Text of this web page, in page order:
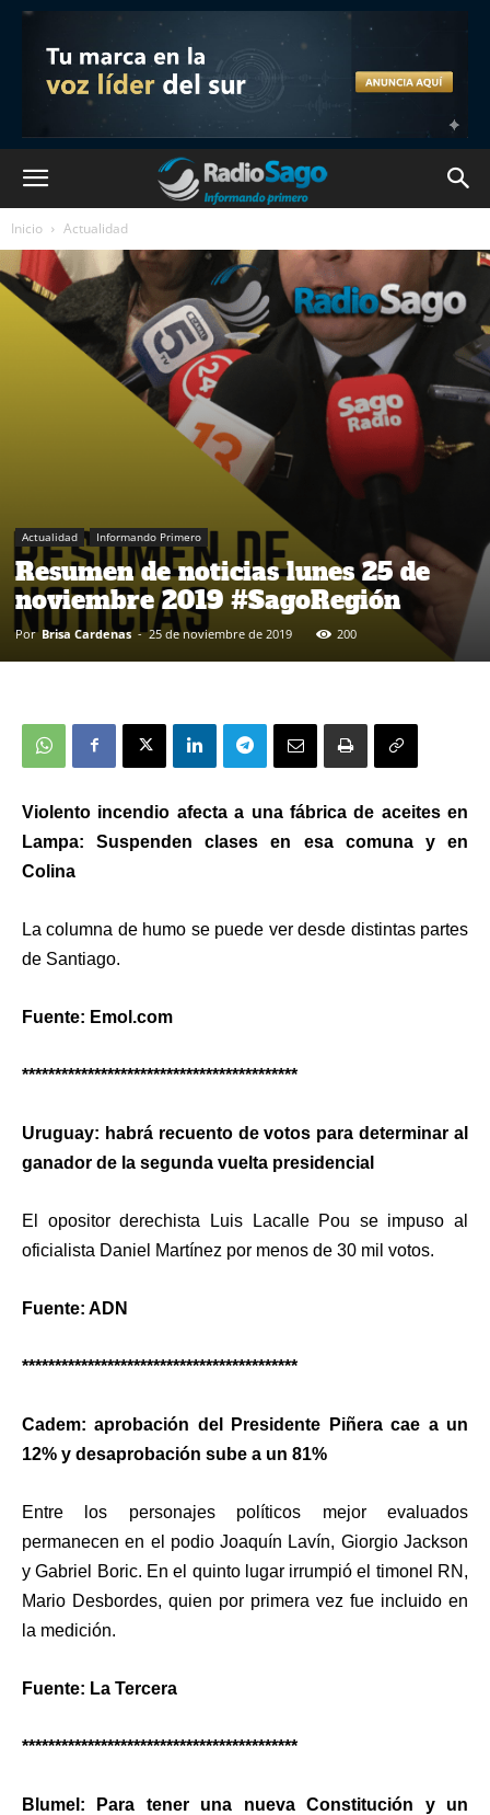
Inicio Actualidad
Actualidad Informando Primero
Resumen de noticias lunes 25 de
noviembre 2019 #SagoRegión
Por Brisa Cardenas - 25 de noviembre de 2019 200
Violento incendio afecta a una fábrica de aceites en
Lampa: Suspenden clases en esa comuna y en
Colina
La columna de humo se puede ver desde distintas partes
de Santiago.
Fuente: Emol.com
******************************************
Uruguay: habrá recuento de votos para determinar al
ganador de la segunda vuelta presidencial
El opositor derechista Luis Lacalle Pou se impuso al
oficialista Daniel Martínez por menos de 30 mil votos.
Fuente: ADN
******************************************
Cadem: aprobación del Presidente Piñera cae a un
12% y desaprobación sube a un 81%
Entre los personajes políticos mejor evaluados
permanecen en el podio Joaquín Lavín, Giorgio Jackson
y Gabriel Boric. En el quinto lugar irrumpió el timonel RN,
Mario Desbordes, quien por primera vez fue incluido en
la medición.
Fuente: La Tercera
******************************************
Blumel: Para tener una nueva Constitución y un